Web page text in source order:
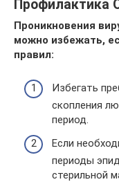
Профилактика
Проникновения
можно избежать,
правил:
Избегать
скопления
период.
Если
периоды
стерильной